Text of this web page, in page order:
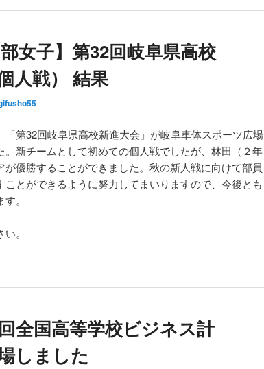
女子】第32回岐阜県高校
人戦） 結果
「第32回岐阜県高校新進大会」が岐阜車体スポーツ広場
。新チームとして初めての個人戦でしたが、林田（２年
優勝することができました。秋の新人戦に向けて部員
とができるように努力してまいりますので、今後とも
。
。
全国高等学校ビジネス計
しました